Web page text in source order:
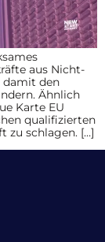
aus Nicht-
damit den
Ähnlich
Karte EU
qualifizierten
zu schlagen. […]